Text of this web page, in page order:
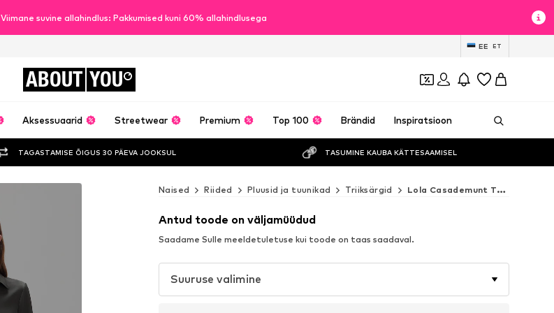
Viimane suvine allahindlus: Pakkumised kuni 60% allahindlusega
EE ET
ABOUT YOU
Aksessuaarid Streetwear Premium Top 100 Brändid Inspiratsioon
TAGASTAMISE ÕIGUS 30 PÄEVA JOOKSUL TASUMINE KAUBA KÄTTESAAMISEL
Naised Riided Pluusid ja tuunikad Triiksärgid Lola Casademunt Triiksärgid
Antud toode on väljamüüdud
Saadame Sulle meeldetuletuse kui toode on taas saadaval.
Suuruse valimine